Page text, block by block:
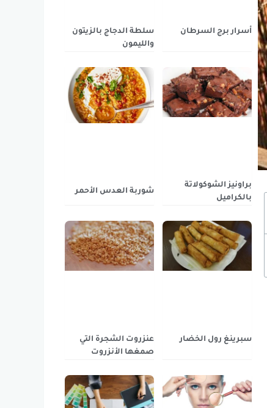
أسرار برج السرطان
سلطة الدجاج بالزيتون
والليمون
براونيز الشوكولاتة
بالكراميل
شوربة العدس الأحمر
سبرينغ رول الخضار
عنزروت الشجرة التي
صمغها الأنزروت